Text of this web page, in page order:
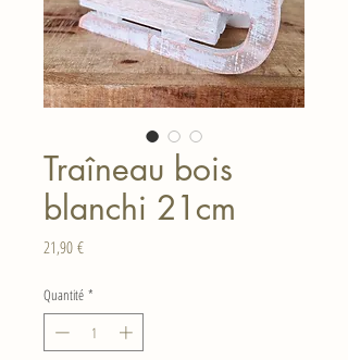
Traîneau bois
blanchi 21cm
21,90 €Prix
Quantité *